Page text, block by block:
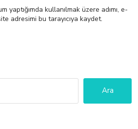
yaptığımda kullanılmak üzere adımı, e-
adresimi bu tarayıcıya kaydet.
Ara